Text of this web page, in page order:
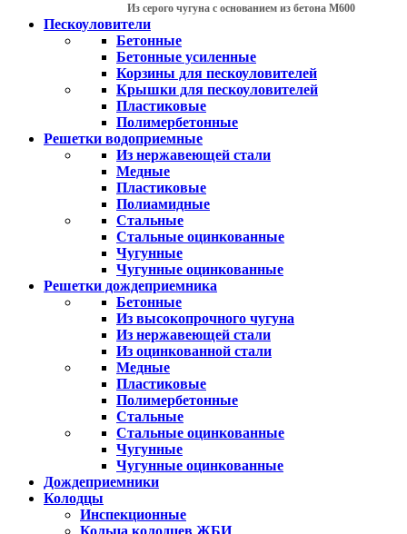
Из серого чугуна с основанием из бетона М600
Пескоуловители
Бетонные
Бетонные усиленные
Корзины для пескоуловителей
Крышки для пескоуловителей
Пластиковые
Полимербетонные
Решетки водоприемные
Из нержавеющей стали
Медные
Пластиковые
Полиамидные
Стальные
Стальные оцинкованные
Чугунные
Чугунные оцинкованные
Решетки дождеприемника
Бетонные
Из высокопрочного чугуна
Из нержавеющей стали
Из оцинкованной стали
Медные
Пластиковые
Полимербетонные
Стальные
Стальные оцинкованные
Чугунные
Чугунные оцинкованные
Дождеприемники
Колодцы
Инспекционные
Кольца колодцев ЖБИ